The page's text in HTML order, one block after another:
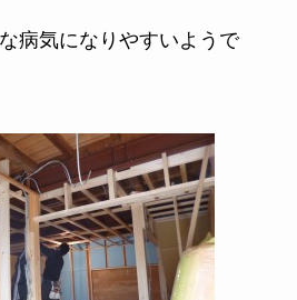
病気になりやすいようで